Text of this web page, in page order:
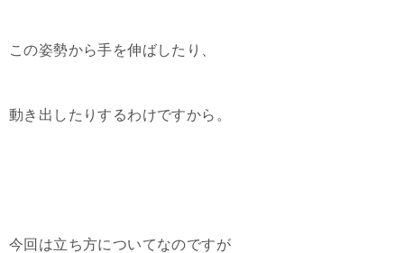
この姿勢から手を伸ばしたり、
動き出したりするわけですから。
今回は立ち方についてなのですが